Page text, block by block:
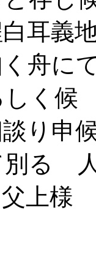
白耳義
舟に
しく候
談り
別る
上